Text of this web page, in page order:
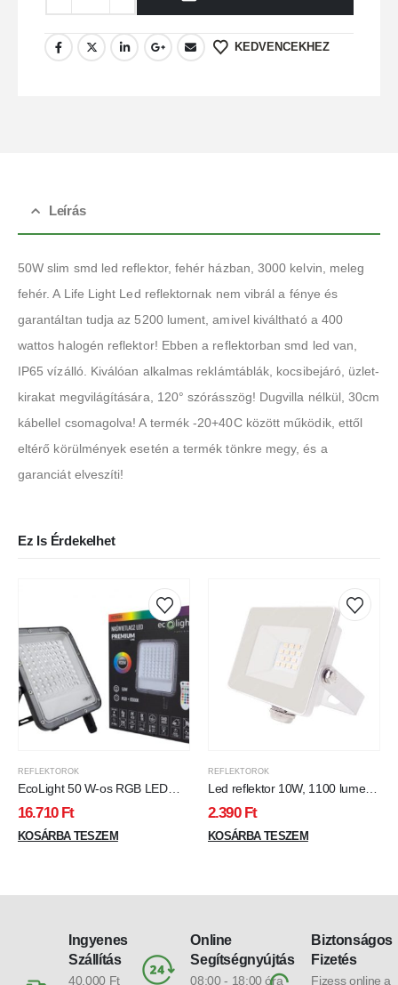
KEDVENCEKHEZ
Leírás
50W slim smd led reflektor, fehér házban, 3000 kelvin, meleg
fehér. A Life Light Led reflektornak nem vibrál a fénye és
garantáltan tudja az 5200 lument, amivel kiváltható a 400
wattos halogén reflektor! Ebben a reflektorban smd led van,
IP65 vízálló. Kiválóan alkalmas reklámtáblák, kocsibejáró, üzlet-
kirakat megvilágítására, 120° szórásszög! Dugvilla nélkül, 30cm
kábellel csomagolva! A termék -20+40C között működik, ettől
eltérő körülmények esetén a termék tönkre megy, és a
garanciát elveszíti!
Ez Is Érdekelhet
REFLEKTOROK
EcoLight 50 W-os RGB LED
reflektor, távirányítóval, IP65
védettséggel
16.710 Ft
KOSÁRBA TESZEM
REFLEKTOROK
Led reflektor 10W, 1100 lumen,
IP65, vízálló. 6300 kelvin, hideg
fehér
2.390 Ft
KOSÁRBA TESZEM
Ingyenes
Szállítás
40.000 Ft
Online
Segítségnyújtás
08:00 - 18:00 óra
Biztonságos
Fizetés
Fizess online a